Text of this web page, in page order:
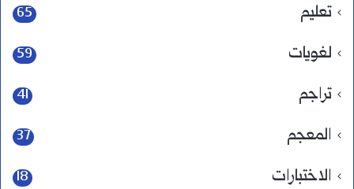
تعليم 65
لغويات 59
تراجم 41
المعجم 37
الاختبارات 18